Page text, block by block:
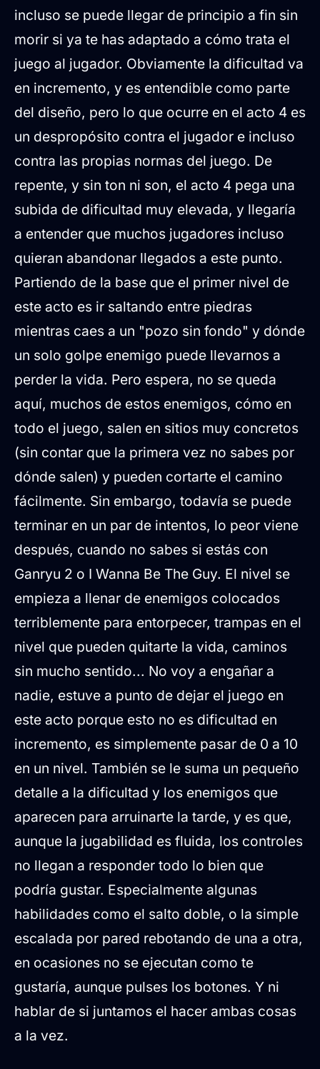
incluso se puede llegar de principio a fin sin
morir si ya te has adaptado a cómo trata el
juego al jugador. Obviamente la dificultad va
en incremento, y es entendible como parte
del diseño, pero lo que ocurre en el acto 4 es
un despropósito contra el jugador e incluso
contra las propias normas del juego. De
repente, y sin ton ni son, el acto 4 pega una
subida de dificultad muy elevada, y llegaría
a entender que muchos jugadores incluso
quieran abandonar llegados a este punto.
Partiendo de la base que el primer nivel de
este acto es ir saltando entre piedras
mientras caes a un "pozo sin fondo" y dónde
un solo golpe enemigo puede llevarnos a
perder la vida. Pero espera, no se queda
aquí, muchos de estos enemigos, cómo en
todo el juego, salen en sitios muy concretos
(sin contar que la primera vez no sabes por
dónde salen) y pueden cortarte el camino
fácilmente. Sin embargo, todavía se puede
terminar en un par de intentos, lo peor viene
después, cuando no sabes si estás con
Ganryu 2 o I Wanna Be The Guy. El nivel se
empieza a llenar de enemigos colocados
terriblemente para entorpecer, trampas en el
nivel que pueden quitarte la vida, caminos
sin mucho sentido... No voy a engañar a
nadie, estuve a punto de dejar el juego en
este acto porque esto no es dificultad en
incremento, es simplemente pasar de 0 a 10
en un nivel. También se le suma un pequeño
detalle a la dificultad y los enemigos que
aparecen para arruinarte la tarde, y es que,
aunque la jugabilidad es fluida, los controles
no llegan a responder todo lo bien que
podría gustar. Especialmente algunas
habilidades como el salto doble, o la simple
escalada por pared rebotando de una a otra,
en ocasiones no se ejecutan como te
gustaría, aunque pulses los botones. Y ni
hablar de si juntamos el hacer ambas cosas
a la vez.